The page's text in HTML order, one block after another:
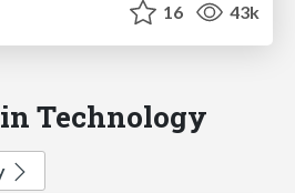
16 43k
Technology